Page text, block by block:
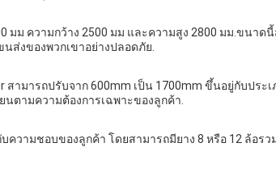
มม ความกว้าง 2500 มม และความสูง 2800 มม.ขนา
งของพวกเขาอย่างปลอดภัย.
สามารถปรับจาก 600mm เป็น 1700mm ขึ้นอยู่กับป
ตามความต้องการเฉพาะของลูกค้า.
บความชอบของลูกค้า โดยสามารถมียาง 8 หรือ 12 ล้อร